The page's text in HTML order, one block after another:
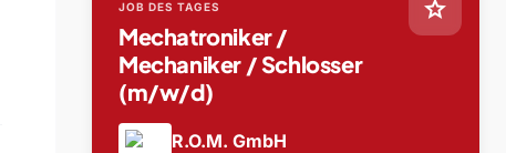
star
JOB DES TAGES
Mechatroniker /
Mechaniker / Schlosser
(m/w/d)
R.O.M. GmbH